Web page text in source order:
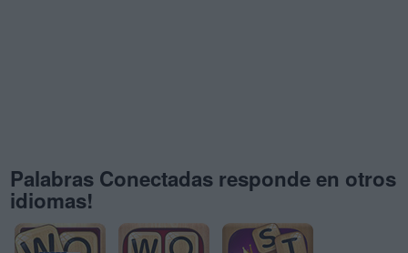
Palabras Conectadas responde en otros
idiomas!